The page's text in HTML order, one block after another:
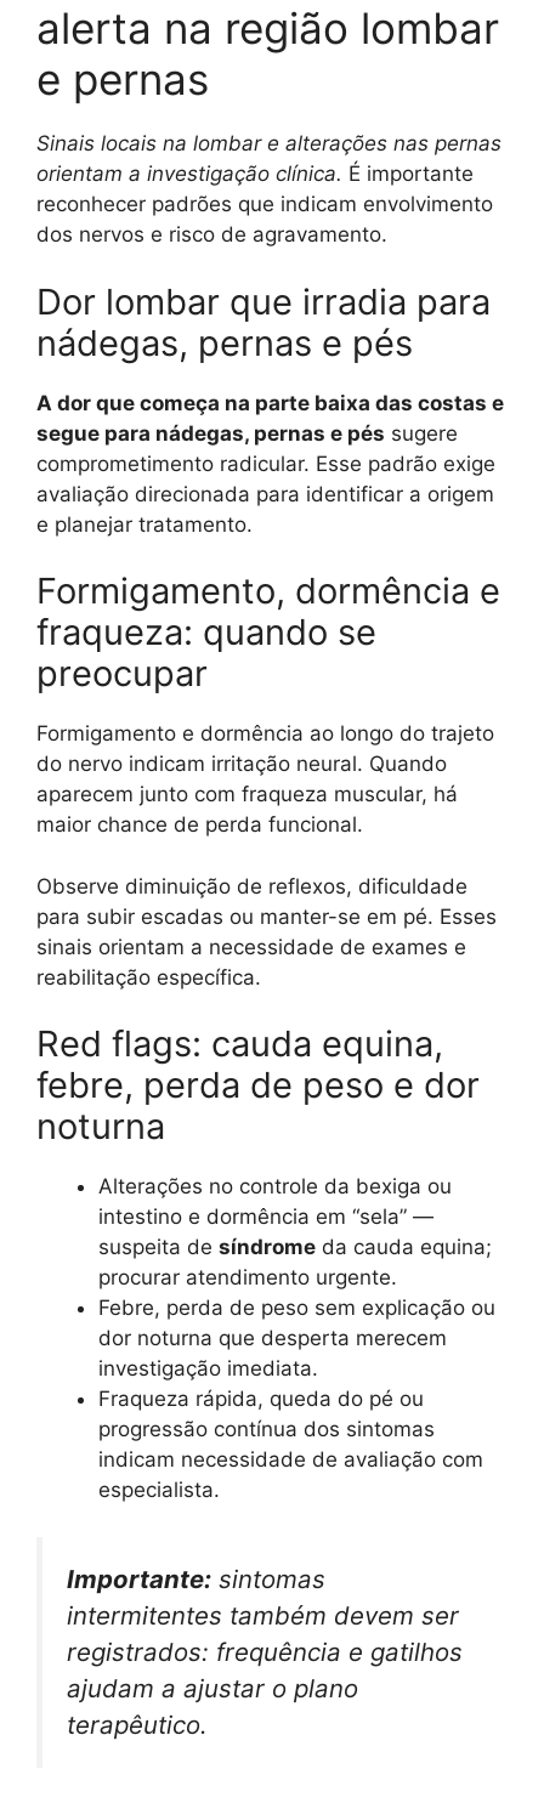
alerta na região lombar
e pernas
Sinais locais na lombar e alterações nas pernas
orientam a investigação clínica. É importante
reconhecer padrões que indicam envolvimento
dos nervos e risco de agravamento.
Dor lombar que irradia para
nádegas, pernas e pés
A dor que começa na parte baixa das costas e
segue para nádegas, pernas e pés sugere
comprometimento radicular. Esse padrão exige
avaliação direcionada para identificar a origem
e planejar tratamento.
Formigamento, dormência e
fraqueza: quando se
preocupar
Formigamento e dormência ao longo do trajeto
do nervo indicam irritação neural. Quando
aparecem junto com fraqueza muscular, há
maior chance de perda funcional.
Observe diminuição de reflexos, dificuldade
para subir escadas ou manter-se em pé. Esses
sinais orientam a necessidade de exames e
reabilitação específica.
Red flags: cauda equina,
febre, perda de peso e dor
noturna
Alterações no controle da bexiga ou
intestino e dormência em “sela” —
suspeita de síndrome da cauda equina;
procurar atendimento urgente.
Febre, perda de peso sem explicação ou
dor noturna que desperta merecem
investigação imediata.
Fraqueza rápida, queda do pé ou
progressão contínua dos sintomas
indicam necessidade de avaliação com
especialista.
Importante: sintomas
intermitentes também devem ser
registrados: frequência e gatilhos
ajudam a ajustar o plano
terapêutico.